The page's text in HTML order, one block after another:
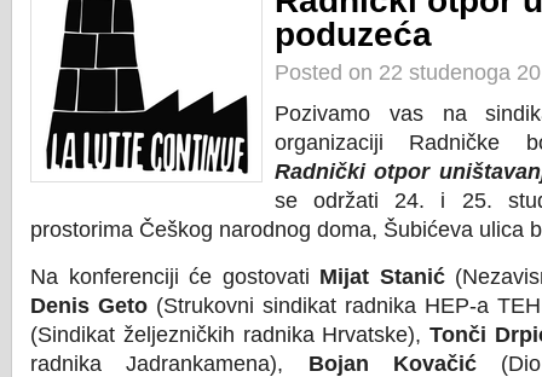
poduzeća
Posted on 22 studenoga
Pozivamo vas na
organizaciji Radničke
Radnički otpor
se održati 24. i 25.
prostorima Češkog narodnog doma, Šubićeva ulica
Na konferenciji će gostovati Mijat Stanić
Denis Geto (Strukovni sindikat radnika HEP-a
(Sindikat željezničkih radnika Hrvatske), Tonči
radnika Jadrankamena), Bojan Kovačić